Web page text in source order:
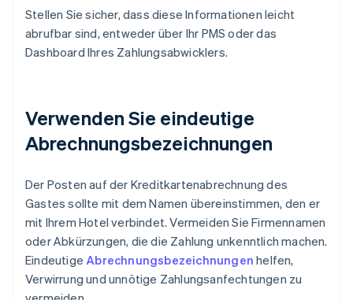
Stellen Sie sicher, dass diese Informationen leicht
abrufbar sind, entweder über Ihr PMS oder das
Dashboard Ihres Zahlungsabwicklers.
Verwenden Sie eindeutige
Abrechnungsbezeichnungen
Der Posten auf der Kreditkartenabrechnung des
Gastes sollte mit dem Namen übereinstimmen, den er
mit Ihrem Hotel verbindet. Vermeiden Sie Firmennamen
oder Abkürzungen, die die Zahlung unkenntlich machen.
EindeutigeAbrechnungsbezeichnungen helfen,
Verwirrung und unnötige Zahlungsanfechtungen zu